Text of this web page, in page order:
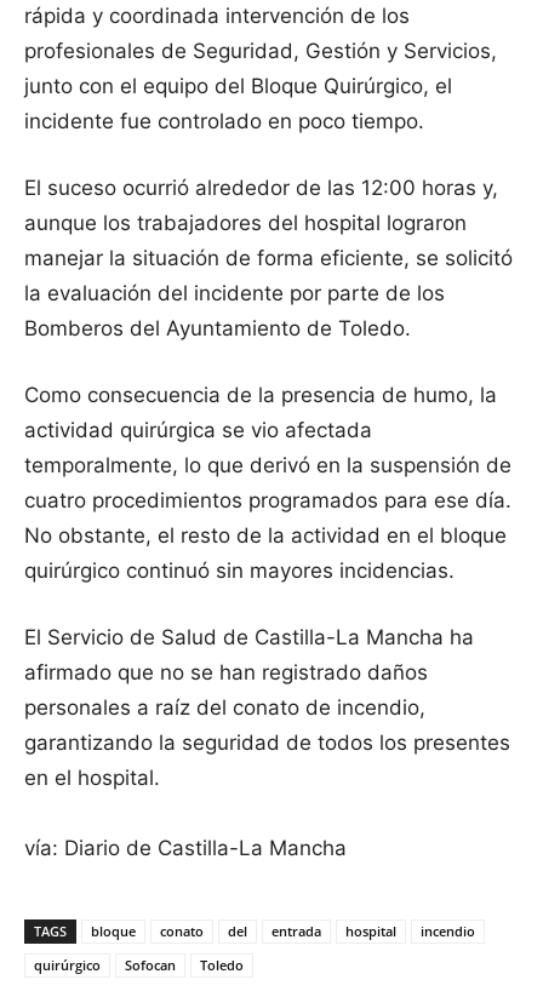
rápida y coordinada intervención de los
profesionales de Seguridad, Gestión y Servicios,
junto con el equipo del Bloque Quirúrgico, el
incidente fue controlado en poco tiempo.
El suceso ocurrió alrededor de las 12:00 horas y,
aunque los trabajadores del hospital lograron
manejar la situación de forma eficiente, se solicitó
la evaluación del incidente por parte de los
Bomberos del Ayuntamiento de Toledo.
Como consecuencia de la presencia de humo, la
actividad quirúrgica se vio afectada
temporalmente, lo que derivó en la suspensión de
cuatro procedimientos programados para ese día.
No obstante, el resto de la actividad en el bloque
quirúrgico continuó sin mayores incidencias.
El Servicio de Salud de Castilla-La Mancha ha
afirmado que no se han registrado daños
personales a raíz del conato de incendio,
garantizando la seguridad de todos los presentes
en el hospital.
vía: Diario de Castilla-La Mancha
TAGS bloque conato del entrada hospital
incendio
quirúrgico
Sofocan Toledo